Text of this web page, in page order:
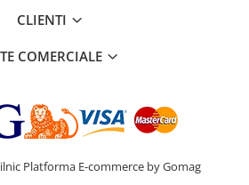
CLIENTI
COMERCIALE
Platforma E-commerce by Gomag